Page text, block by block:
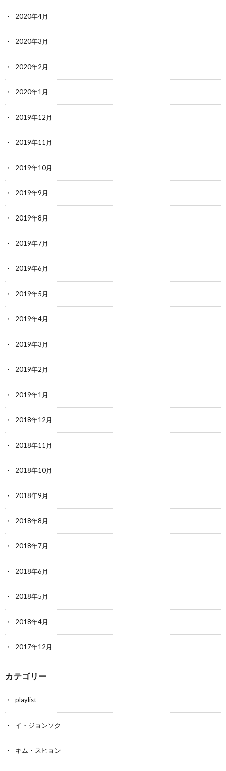
2020年4月
2020年3月
2020年2月
2020年1月
2019年12月
2019年11月
2019年10月
2019年9月
2019年8月
2019年7月
2019年6月
2019年5月
2019年4月
2019年3月
2019年2月
2019年1月
2018年12月
2018年11月
2018年10月
2018年9月
2018年8月
2018年7月
2018年6月
2018年5月
2018年4月
2017年12月
カテゴリー
playlist
イ・ジョンソク
キム・スヒョン